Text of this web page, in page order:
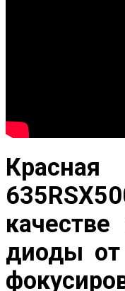
диоды от